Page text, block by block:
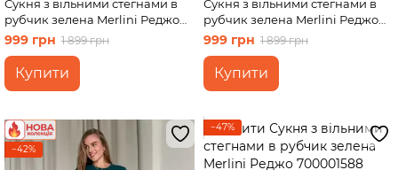
Сукня з вільними стегнами в
рубчик зелена Merlini Реджо
700001588 розмір L-XL
999 грн 1 899 грн
Купити
Сукня з вільними стегнами в
рубчик зелена Merlini Реджо
700001585 розмір 2XL-3XL
999 грн 1 899 грн
Купити
−42%
−47%